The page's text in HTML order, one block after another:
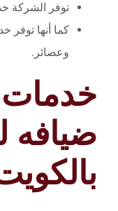
توفر الشركة
كما أنها توفر
وعصائر.
ضيافه